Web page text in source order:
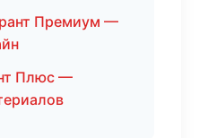
Премиум —
Плюс —